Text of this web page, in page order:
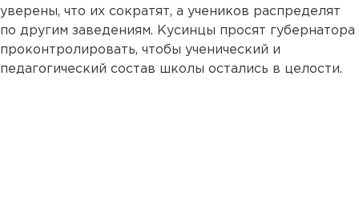
уверены, что их сократят, а учеников распределят
по другим заведениям. Кусинцы просят губернатора
проконтролировать, чтобы ученический и
педагогический состав школы остались в целости.